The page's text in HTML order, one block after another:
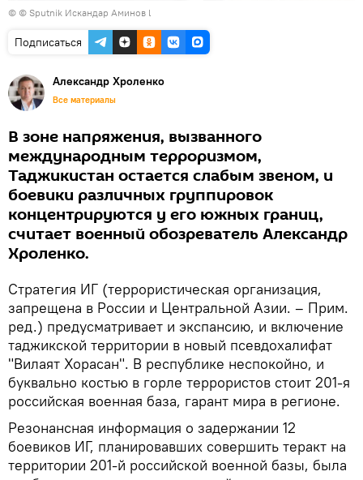
© © Sputnik Искандар Аминов l
Подписаться
Александр Хроленко
Все материалы
В зоне напряжения, вызванного
международным терроризмом,
Таджикистан остается слабым звеном, и
боевики различных группировок
концентрируются у его южных границ,
считает военный обозреватель Александр
Хроленко.
Стратегия ИГ (террористическая организация,
запрещена в России и Центральной Азии. – Прим.
ред.) предусматривает и экспансию, и включение
таджикской территории в новый псевдохалифат
"Вилаят Хорасан". В республике неспокойно, и
буквально костью в горле террористов стоит 201-я
российская военная база, гарант мира в регионе.
Резонансная информация о задержании 12
боевиков ИГ, планировавших совершить теракт на
территории 201-й российской военной базы, была